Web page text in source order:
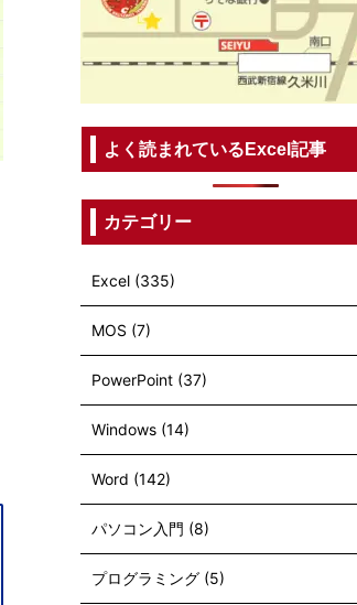
よく読まれているExcel記事
カテゴリー
Excel (335)
MOS (7)
PowerPoint (37)
Windows (14)
Word (142)
パソコン入門 (8)
プログラミング (5)